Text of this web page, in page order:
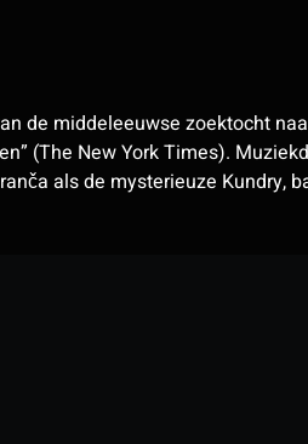
middeleeuwse zoektocht
(The New York Times).
als de mysterieuze